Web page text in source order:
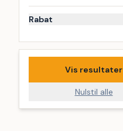
Rabat
Vis resultater
Nulstil alle